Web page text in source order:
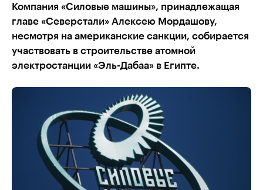
Компания «Силовые машины», принадлежащая
главе «Северстали» Алексею Мордашову,
несмотря на американские санкции, собирается
участвовать в строительстве атомной
электростанции «Эль-Дабаа» в Египте.